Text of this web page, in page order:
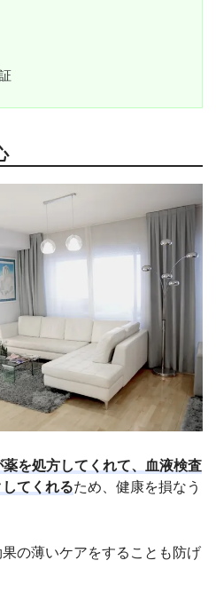
薬を処方してくれて、血液検査
てくれるため、健康を損なう
の薄いケアをすることも防げ